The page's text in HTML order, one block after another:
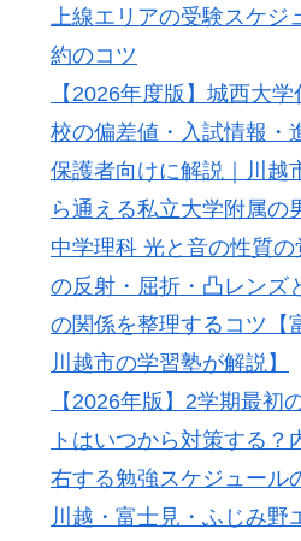
上線エリアの受験スケジ
約のコツ
【2026年度版】城西大
校の偏差値・入試情報・
保護者向けに解説｜川越
ら通える私立大学附属の
中学理科 光と音の性質
の反射・屈折・凸レンズ
の関係を整理するコツ【
川越市の学習塾が解説】
【2026年版】2学期最初
トはいつから対策する？
右する勉強スケジュール
川越・富士見・ふじみ野